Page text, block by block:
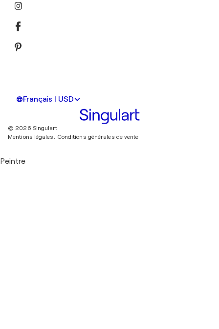
Français | USD
© 2026 Singulart
Mentions légales.
Conditions générales de vente
Peintre